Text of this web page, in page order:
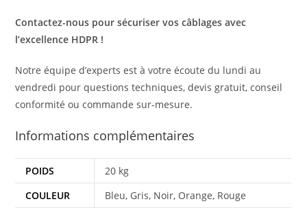
Contactez-nous pour sécuriser vos câblages avec
l’excellence HDPR !
Notre équipe d’experts est à votre écoute du lundi au
vendredi pour questions techniques, devis gratuit, conseil
conformité ou commande sur-mesure.
Informations complémentaires
POIDS
20 kg
COULEUR
Bleu, Gris, Noir, Orange, Rouge